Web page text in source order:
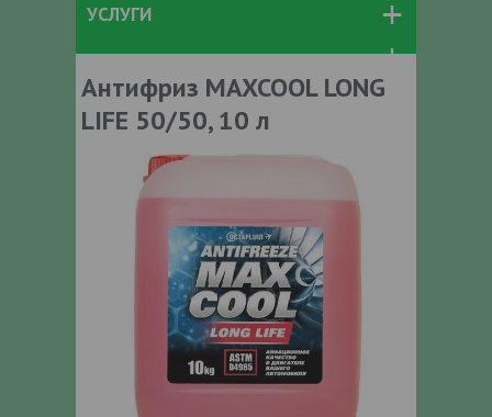
УСЛУГИ
Антифриз MAXCOOL LONG
LIFE 50/50, 10 л